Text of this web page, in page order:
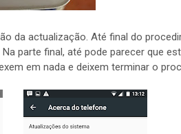
da actualização. Até final do
parte final, até pode parecer que
em nada e deixem terminar o